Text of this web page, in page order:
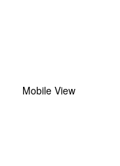
Mobile View